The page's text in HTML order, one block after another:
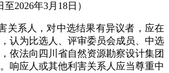
至2026年3月 18日 ）
关系人，对中选结果有异议者，应在
认为比选人、评审委员会成员、中选
依法向四川省自然资源勘察设计集团
响应人或其他利害关系人应当尊重中